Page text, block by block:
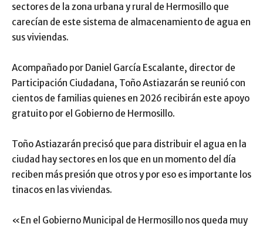
sectores de la zona urbana y rural de Hermosillo que
carecían de este sistema de almacenamiento de agua en
sus viviendas.
Acompañado por Daniel García Escalante, director de
Participación Ciudadana, Toño Astiazarán se reunió con
cientos de familias quienes en 2026 recibirán este apoyo
gratuito por el Gobierno de Hermosillo.
Toño Astiazarán precisó que para distribuir el agua en la
ciudad hay sectores en los que en un momento del día
reciben más presión que otros y por eso es importante los
tinacos en las viviendas.
«En el Gobierno Municipal de Hermosillo nos queda muy